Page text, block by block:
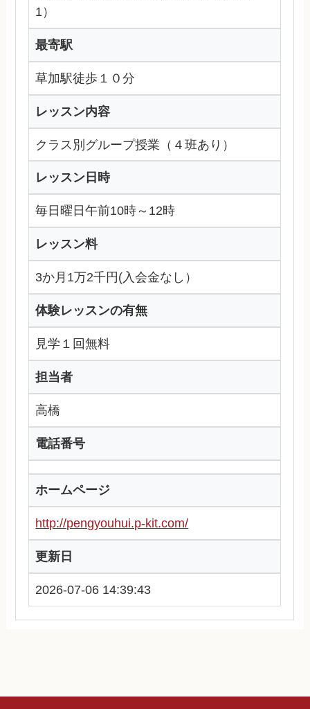
1）
最寄駅
草加駅徒歩１０分
レッスン内容
クラス別グループ授業（４班あり）
レッスン日時
毎日曜日午前10時～12時
レッスン料
3か月1万2千円(入会金なし）
体験レッスンの有無
見学１回無料
担当者
高橋
電話番号
ホームページ
http://pengyouhui.p-kit.com/
更新日
2026-07-06 14:39:43